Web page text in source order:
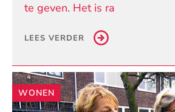
te geven. Het is ra
LEES VERDER
WONEN